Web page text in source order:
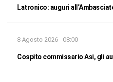
Latronico: auguri
8 Agosto 2026 - 08:00
Cospito commissario Asi, gli